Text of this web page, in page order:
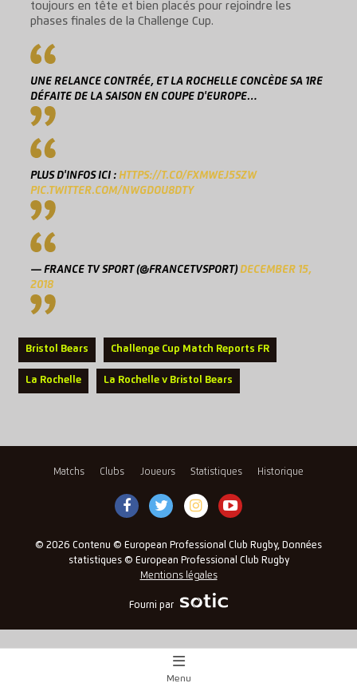
toujours en tête et bien placés pour rejoindre les
phases finales de la Challenge Cup.
UNE RELANCE CONTRÉE, ET LA ROCHELLE CONCÈDE SA 1RE
DÉFAITE DE LA SAISON EN COUPE D'EUROPE…
PLUS D'INFOS ICI : HTTPS://T.CO/FXMWEJ5SZW
PIC.TWITTER.COM/NWGDOU8DTY
— FRANCE TV SPORT (@FRANCETVSPORT)DECEMBER 15,
2018
Bristol Bears Challenge Cup Match Reports FR
La Rochelle La Rochelle v Bristol Bears
Matchs Clubs Joueurs Statistiques Historique
© 2026 Contenu © European Professional Club Rugby, Données
statistiques © European Professional Club Rugby
Mentions légales
Fourni par
Menu